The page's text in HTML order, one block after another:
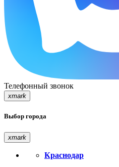
Телефонный звонок
xmark
Выбор города
xmark
Краснодар